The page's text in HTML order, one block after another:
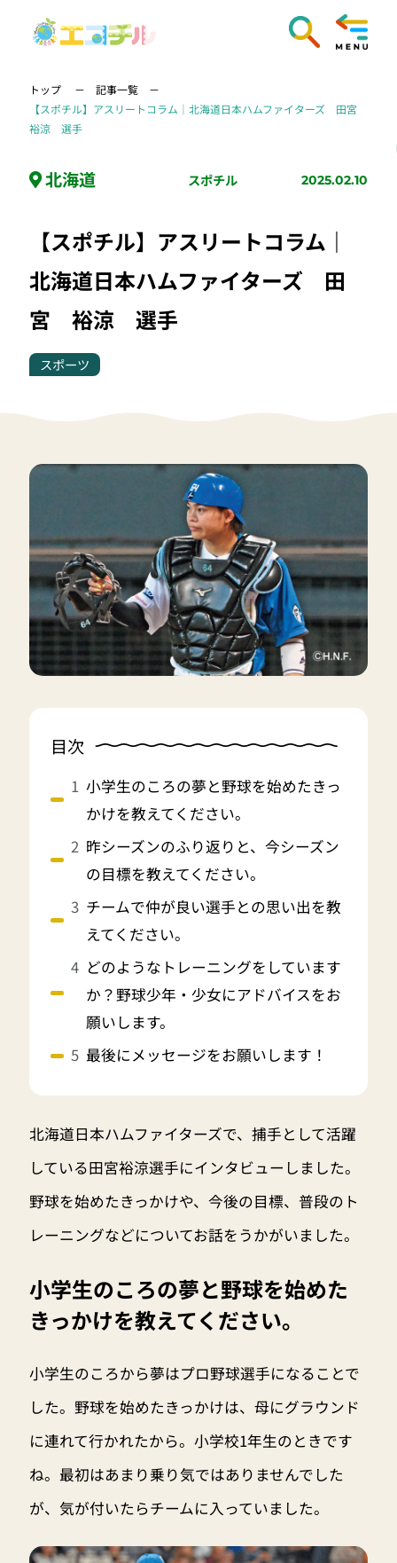
トップ
記事一覧
【スポチル】アスリートコラム｜北海道日本ハムファイターズ 田宮
裕涼 選手
北海道 スポチル 2025.02.10
【スポチル】アスリートコラム｜
北海道日本ハムファイターズ 田
宮 裕涼 選手
スポーツ
目次
小学生のころの夢と野球を始めたきっ
かけを教えてください。
昨シーズンのふり返りと、今シーズン
の目標を教えてください。
チームで仲が良い選手との思い出を教
えてください。
どのようなトレーニングをしています
か？野球少年・少女にアドバイスをお
願いします。
最後にメッセージをお願いします！
北海道日本ハムファイターズで、捕手として活躍
している田宮裕涼選手にインタビューしました。
野球を始めたきっかけや、今後の目標、普段のト
レーニングなどについてお話をうかがいました。
小学生のころの夢と野球を始めた
きっかけを教えてください。
小学生のころから夢はプロ野球選手になることで
した。野球を始めたきっかけは、母にグラウンド
に連れて行かれたから。小学校1年生のときです
ね。最初はあまり乗り気ではありませんでした
が、気が付いたらチームに入っていました。